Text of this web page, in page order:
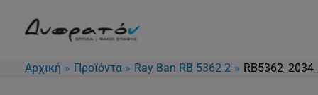
Αρχική
Προϊόντα Ray Ban RB 5362 2